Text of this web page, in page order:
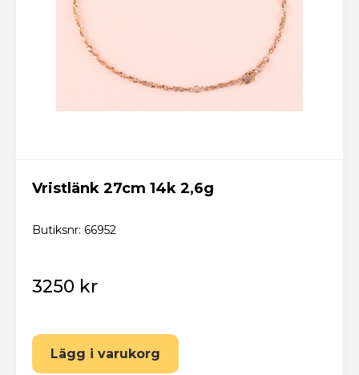
Vristlänk 27cm 14k 2,6g
Butiksnr: 66952
3250 kr
Lägg i varukorg